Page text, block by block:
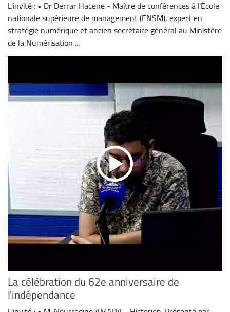
L'invité : • Dr Derrar Hacene - Maître de conférences à l'École
nationale supérieure de management (ENSM), expert en
stratégie numérique et ancien secrétaire général au Ministère
de la Numérisation ...
La célébration du 62e anniversaire de
l'indépendance